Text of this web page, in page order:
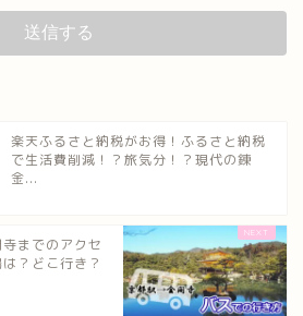
楽天ふるさと納税がお得！ふるさと納税
で生活費削減！？旅気分！？現代の錬
金...
までのアクセ
？どこ行き？